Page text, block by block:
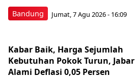
Bandung Jumat, 7 Agu 2026 - 16:09
Kabar Baik, Harga Sejumlah
Kebutuhan Pokok Turun, Jabar
Alami Deflasi 0,05 Persen